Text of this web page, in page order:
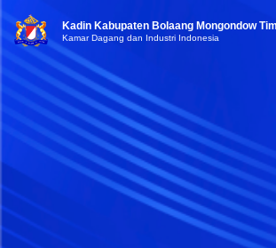
Kadin Kabupaten Bolaang Mongondow
Kamar Dagang dan Industri Indonesia